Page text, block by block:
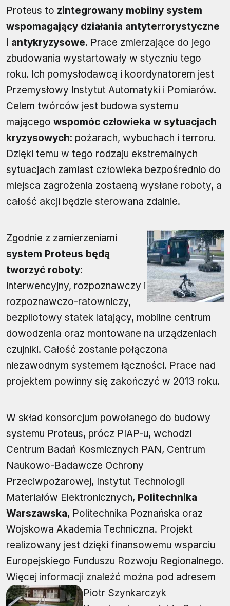
Proteus to zintegrowany mobilny system
wspomagający działania antyterrorystyczne
i antykryzysowe. Prace zmierzające do jego
zbudowania wystartowały w styczniu tego
roku. Ich pomysłodawcą i koordynatorem jest
Przemysłowy Instytut Automatyki i Pomiarów.
Celem twórców jest budowa systemu
mającego wspomóc człowieka w sytuacjach
kryzysowych: pożarach, wybuchach i terroru.
Dzięki temu w tego rodzaju ekstremalnych
sytuacjach zamiast człowieka bezpośrednio do
miejsca zagrożenia zostaeną wysłane roboty, a
całość akcji będzie sterowana zdalnie.
Zgodnie z zamierzeniami
system Proteus będą
tworzyć roboty:
interwencyjny, rozpoznawczy i
rozpoznawczo-ratowniczy,
bezpilotowy statek latający, mobilne centrum
dowodzenia oraz montowane na urządzeniach
czujniki. Całość zostanie połączona
niezawodnym systemem łączności. Prace nad
projektem powinny się zakończyć w 2013 roku.
W skład konsorcjum powołanego do budowy
systemu Proteus, prócz PIAP-u, wchodzi
Centrum Badań Kosmicznych PAN, Centrum
Naukowo-Badawcze Ochrony
Przeciwpożarowej, Instytut Technologii
Materiałów Elektronicznych, Politechnika
Warszawska, Politechnika Poznańska oraz
Wojskowa Akademia Techniczna. Projekt
realizowany jest dzięki finansowemu wsparciu
Europejskiego Funduszu Rozwoju Regionalnego.
Więcej informacji znaleźć można pod adresem
Piotr Szynkarczyk